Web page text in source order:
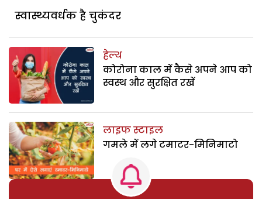
स्वास्थ्यवर्धक है चुकंदर
हेल्थ
कोरोना काल में कैसे अपने आप को
स्वस्थ और सुरक्षित रखें
लाइफ स्टाइल
गमले में लगे टमाटर-मिनिमाटो